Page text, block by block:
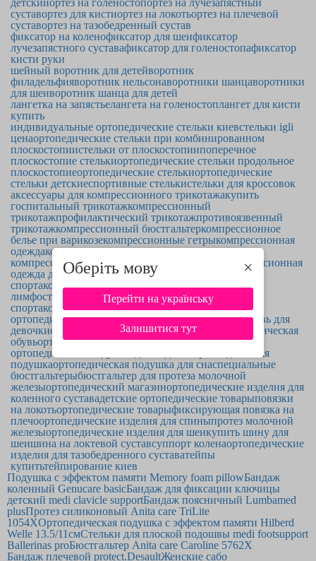
Оберіть мову ×
Перейти на українську
Залишитися тут
детскийортез на голеностопортез на лучезапястный
суставортез для кистиортез на локотьортез на плечевой
суставортез на тазобедренный сустав
фиксатор на коленофиксатор для шеификсатор
лучезапястного суставафиксатор для голеностопафиксатор
кисти руки
шейный воротник для детейворотник
филадельфияворотник нельсонаворотники шанцаворотники
для шеиворотник шанца для детей
лангетка на запястьелангета на голеностоплангет для кисти
купить
индивидуальные ортопедические стельки киевстельки igli
ценаортопедические стельки при комбинированном
плоскостопиистельки от плоскостопиипоперечное
плоскостопие стелькиортопедические стельки продольное
плоскостопиеортопедические стелькиортопедические
стельки детскиеспортивные стелькистельки для кроссовок
аксессуары для компрессионного трикотажакупить
госпитальный трикотажкомпрессионный
трикотажпрофилактический трикотажпротивоязвенный
трикотажкомпрессионный бюстгальтеркомпрессионное
белье при варикозекомпрессионные гетрыкомпрессионная
одеждакомпрессионная одежда для спортамужская
компрессионная одежда для спорта
женская компрессионная
одежда для спортакомпрессионные гольфы для
спортакомпрессионное белье при
лимфостазе
компрессионные носки для
спортакомпрессионное белье для беременных
ортопедическая обувь для детейортопедическая обувь для
девочкиортопедическая обувь для мальчика
ортопедическая
обувьортопедическая обувь для взрослых
ортопедическая подушка для сидения
ортопедическая
подушкаортопедическая подушка для снаспециальные
бюстгальтерыбюстгальтер для протеза молочной
железыортопедический магазинортопедические изделия для
коленного суставадетские ортопедические товарыповязки
на локотьортопедические товарыфиксирующая повязка на
плечоортопедические изделия для спиныпротез молочной
железыортопедические изделия для шеикупить шину для
шеишина на локтевой суставсуппорт коленаортопедические
изделия для тазобедренного суставатейпы
купитьтейпирование киев
Подушка с эффектом памяти Memory foam pillowБандаж
коленный Genucare basicБандаж для фиксации ключицы
детский medi clavicle supportБандаж поясничный Lumbamed
plusПротез силиконовый Anita care TriLite
1054XОртопедическая подушка с эффектом памяти Hilberd
Welle 13.5/11смСтельки для плоской подошвы medi footsupport
Ballerinas proБюстгальтер Anita care Caroline 5762Х
Бандаж плечевой protect.DesaultЖенские сабо